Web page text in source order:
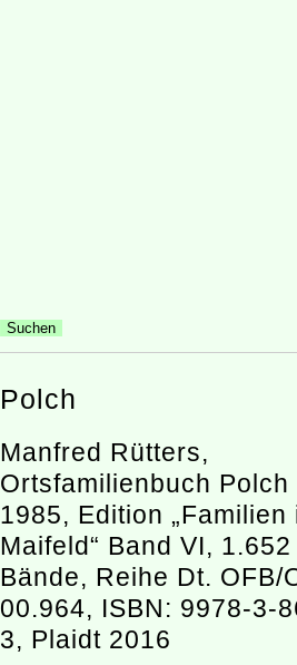
Polch
Manfred Rütters,
Ortsfamilienbuch Polch
1985, Edition „Familien
Maifeld“ Band VI,
Bände, Reihe Dt. OFB/
00.964, ISBN: 9978-3-
3, Plaidt 2016